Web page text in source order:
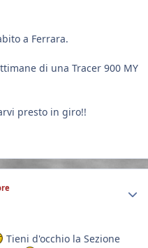
a Ferrara.
di una Tracer 900 MY
presto in giro!!
Tieni d'occhio la Sezione